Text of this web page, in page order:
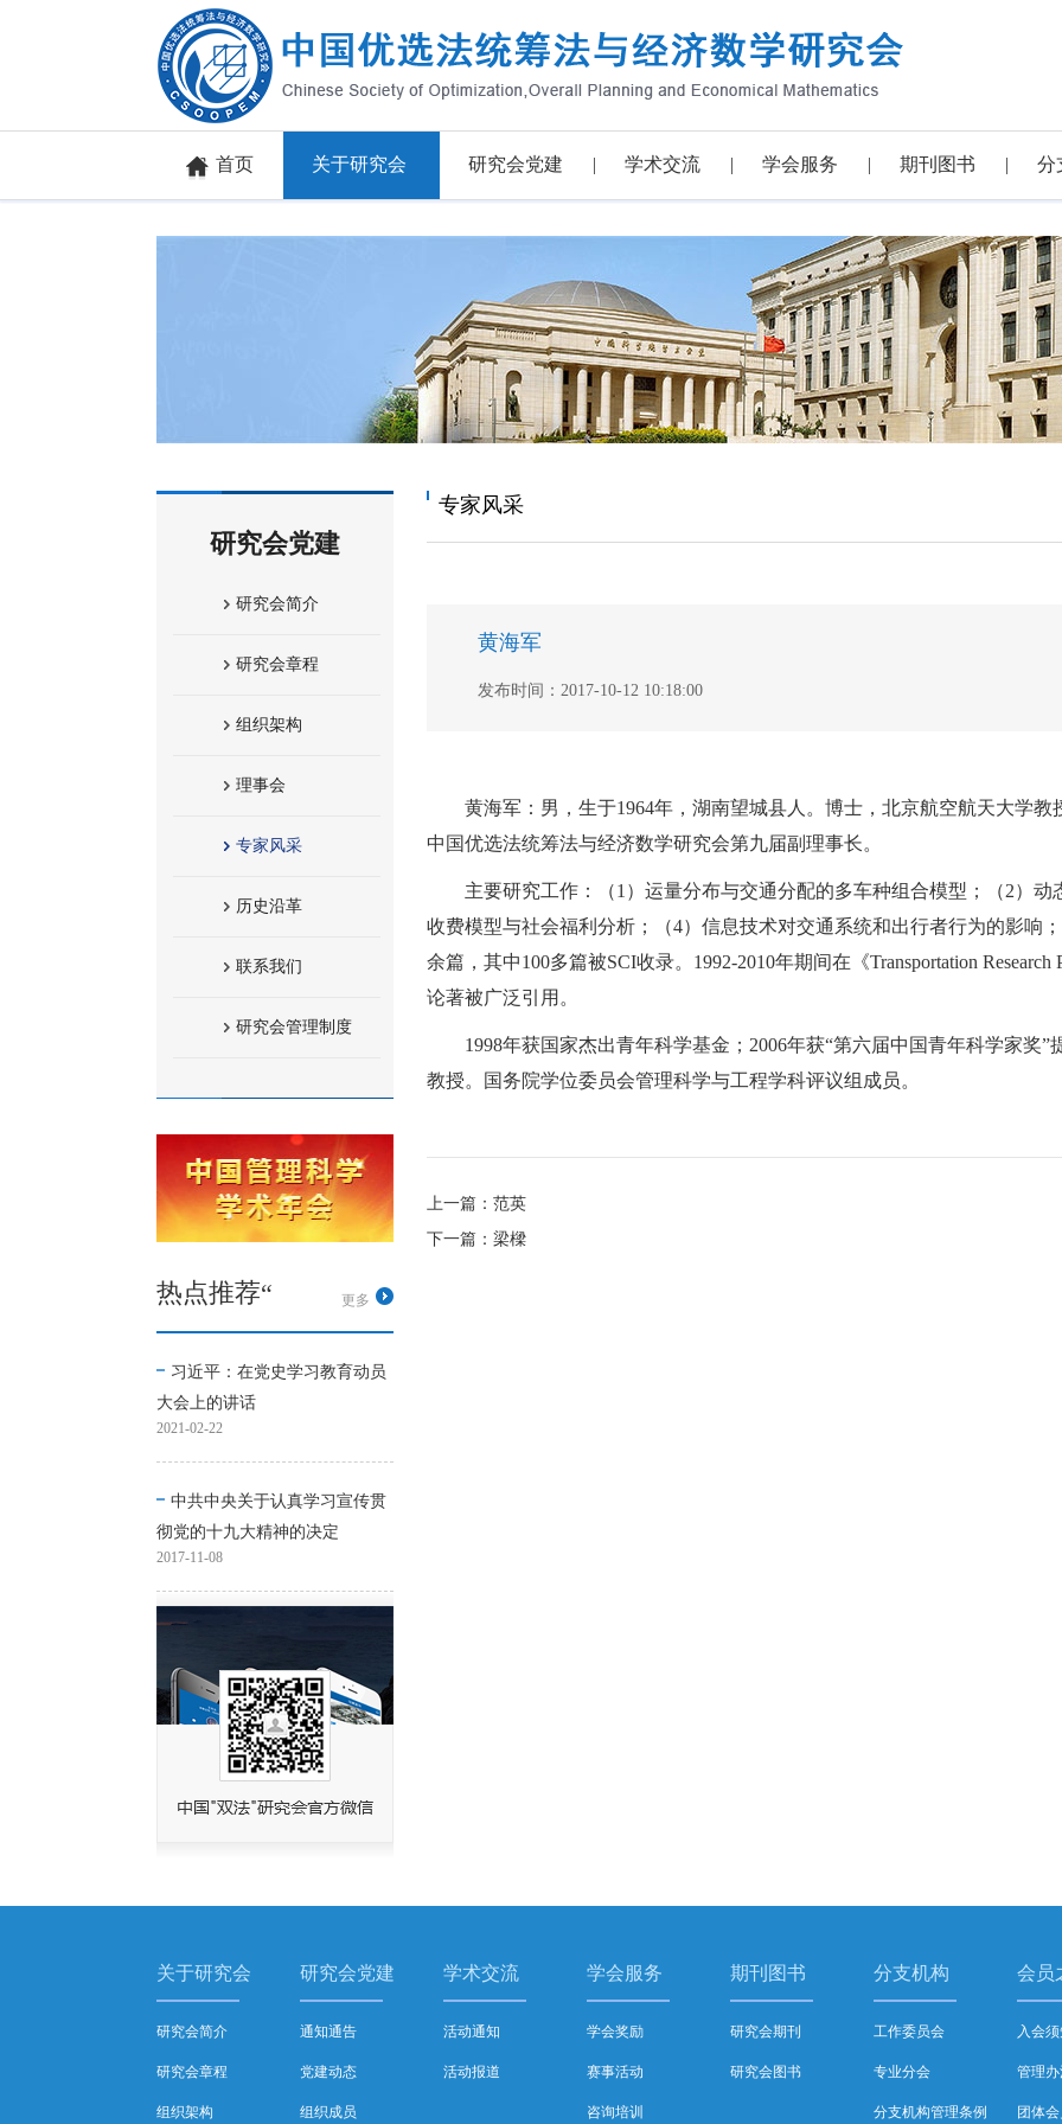
首页 关于研究会 研究会党建 学术交流 学会服务 期刊图书 分
研究会党建
研究会简介
研究会章程
组织架构
理事会
专家风采
历史沿革
联系我们
研究会管理制度
热点推荐“ 更多
习近平：在党史学习教育动员
大会上的讲话
2021-02-22
中共中央关于认真学习宣传贯
彻党的十九大精神的决定
2017-11-08
专家风采
黄海军
发布时间：2017-10-12 10:18:00
黄海军：男，生于1964年，湖南望城县人。博士，北京航空航天大学
中国优选法统筹法与经济数学研究会第九届副理事长。
主要研究工作：（1）运量分布与交通分配的多车种组合模型；（2）
收费模型与社会福利分析；（4）信息技术对交通系统和出行者行为的影响
余篇，其中100多篇被SCI收录。1992-2010年期间在《Transportation
论著被广泛引用。
1998年获国家杰出青年科学基金；2006年获“第六届中国青年科学家奖
教授。国务院学位委员会管理科学与工程学科评议组成员。
上一篇：范英
下一篇：梁樑
关于研究会
研究会简介
研究会章程
组织架构
研究会党建
通知通告
党建动态
组织成员
学术交流
活动通知
活动报道
学会服务
学会奖励
赛事活动
咨询培训
期刊图书
研究会期刊
研究会图书
分支机构
工作委员会
专业分会
分支机构管理条例
会员
入会
管理
团体